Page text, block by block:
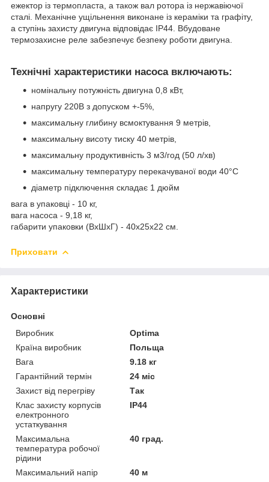
ежектор із термопласта, а також вал ротора із нержавіючої
сталі. Механічне ущільнення виконане із кераміки та графіту,
а ступінь захисту двигуна відповідає IP44. Вбудоване
термозахисне реле забезпечує безпеку роботи двигуна.
Технічні характеристики насоса включають:
номінальну потужність двигуна 0,8 кВт,
напругу 220В з допуском +-5%,
максимальну глибину всмоктування 9 метрів,
максимальну висоту тиску 40 метрів,
максимальну продуктивність 3 м3/год (50 л/хв)
максимальну температуру перекачуваної води 40°C
діаметр підключення складає 1 дюйм
вага в упаковці - 10 кг,
вага насоса - 9,18 кг,
габарити упаковки (ВхШхГ) - 40х25х22 см.
Приховати
Характеристики
Основні
Виробник
Optima
Країна виробник
Польща
Вага
9.18 кг
Гарантійний термін
24 міс
Захист від перегріву
Так
Клас захисту корпусів
електронного
устаткування
IP44
Максимальна
температура робочої
рідини
40 град.
Максимальний напір
40 м